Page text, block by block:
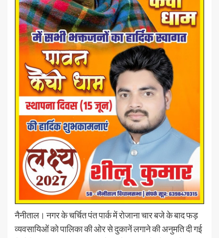
नैनीताल। नगर के चर्चित पंत पार्क में रोजाना चार बजे के बाद फड़
व्यवसायिओं को पालिका की ओर से दुकानें लगाने की अनुमति दी गई